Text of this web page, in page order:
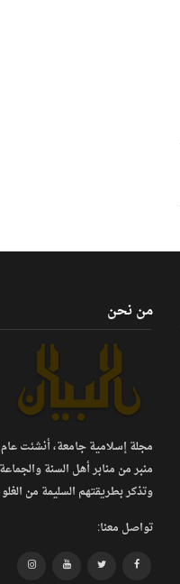
من نحن
مجلة إسلامية جامعة، أنشئت عام 1406هـ.
منبر من منابر أهل السنة
وتذكر بطريقتهم السليمة من
تواصل معنا: